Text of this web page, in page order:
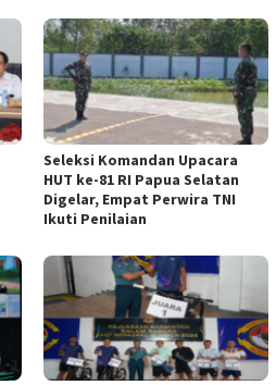
Seleksi Komandan Upacara
HUT ke-81 RI Papua Selatan
Digelar, Empat Perwira TNI
Ikuti Penilaian